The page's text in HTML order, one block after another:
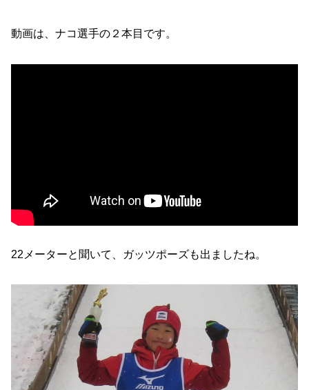
動画は、ナコ選手の２本目です。
22メーターと聞いて、ガッツポーズも出ましたね。